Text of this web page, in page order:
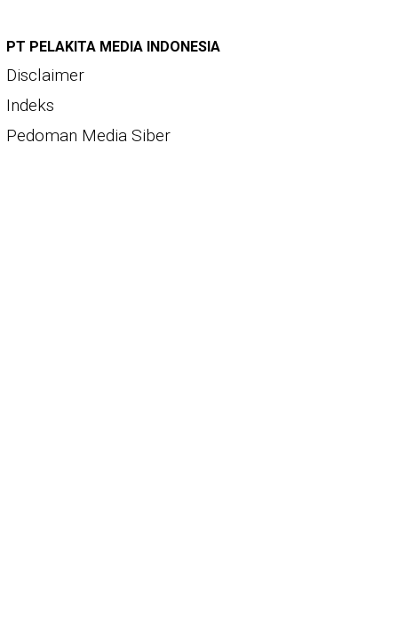
PT PELAKITA MEDIA INDONESIA
Disclaimer
Indeks
Pedoman Media Siber